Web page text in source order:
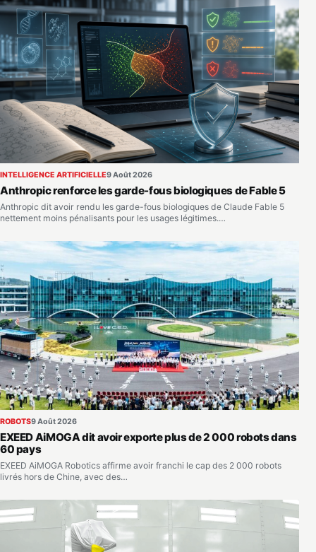
INTELLIGENCE ARTIFICIELLE9 Août 2026
Anthropic renforce les garde-fous biologiques de Fable 5
Anthropic dit avoir rendu les garde-fous biologiques de Claude Fable 5
nettement moins pénalisants pour les usages légitimes.…
ROBOTS9 Août 2026
EXEED AiMOGA dit avoir exporte plus de 2 000 robots dans
60 pays
EXEED AiMOGA Robotics affirme avoir franchi le cap des 2 000 robots
livrés hors de Chine, avec des…